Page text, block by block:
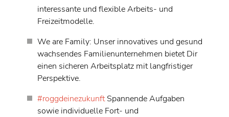
interessante und flexible Arbeits- und
Freizeitmodelle.
We are Family: Unser innovatives und gesund
wachsendes Familienunternehmen bietet Dir
einen sicheren Arbeitsplatz mit langfristiger
Perspektive.
#roggdeinezukunftSpannende Aufgaben
sowie individuelle Fort- und